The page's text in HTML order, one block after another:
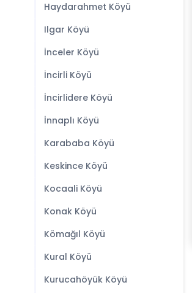
Haydarahmet Köyü
Ilgar Köyü
İnceler Köyü
İncirli Köyü
İncirlidere Köyü
İnnaplı Köyü
Karababa Köyü
Keskince Köyü
Kocaali Köyü
Konak Köyü
Kömağıl Köyü
Kural Köyü
Kurucahöyük Köyü